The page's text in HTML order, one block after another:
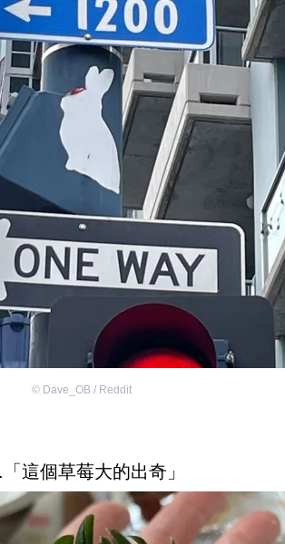
© Dave_OB / Reddit
這個草莓大的出奇」